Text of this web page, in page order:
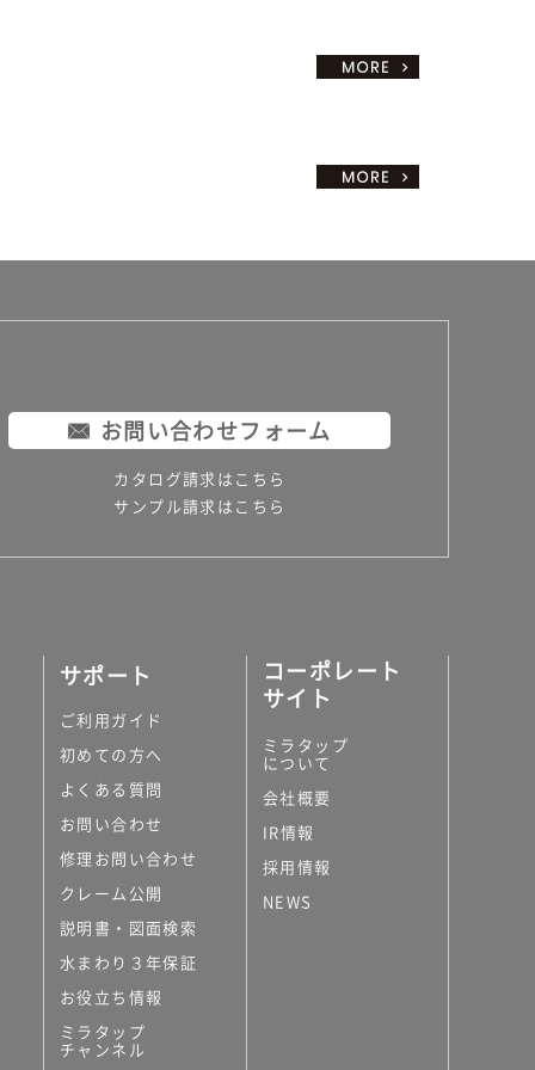
お問い合わせフォーム
カタログ請求はこちら
サンプル請求はこちら
サポート
ご利用ガイド
初めての方へ
よくある質問
お問い合わせ
修理お問い合わせ
クレーム公開
説明書・図面検索
水まわり３年保証
お役立ち情報
ミラタップ
チャンネル
コーポレート
サイト
ミラタップ
について
会社概要
IR情報
採用情報
NEWS